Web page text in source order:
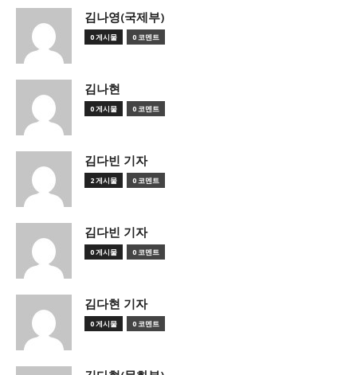
김나영(국제부)
0 게시물 0 코멘트
김나현
0 게시물 0 코멘트
김다빈 기자
2 게시물 0 코멘트
김다빈 기자
0 게시물 0 코멘트
김다현 기자
0 게시물 0 코멘트